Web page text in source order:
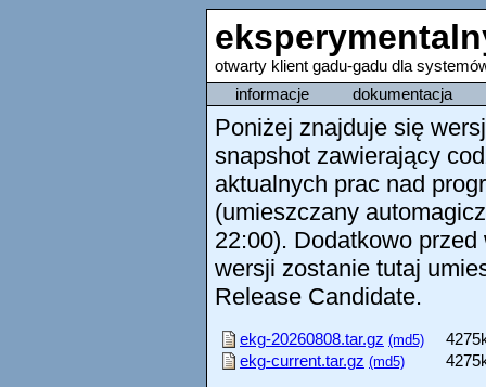
otwarty klient gadu-gadu dla
informacje
dokumentacja
Poniżej znajduje się
snapshot zawierający
aktualnych prac nad
(umieszczany
22:00). Dodatkowo
wersji zostanie tutaj
Release Candidate.
ekg-20260808.tar.gz (md5)
ekg-current.tar.gz (md5)